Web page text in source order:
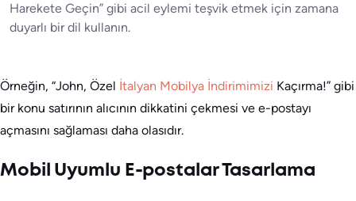
Harekete Geçin” gibi acil eylemi teşvik etmek için zamana
duyarlı bir dil kullanın.
Örneğin, “John, Özel İtalyan Mobilya İndirimimizi Kaçırma!” gibi
bir konu satırının alıcının dikkatini çekmesi ve e-postayı
açmasını sağlaması daha olasıdır.
Mobil Uyumlu E-postalar Tasarlama